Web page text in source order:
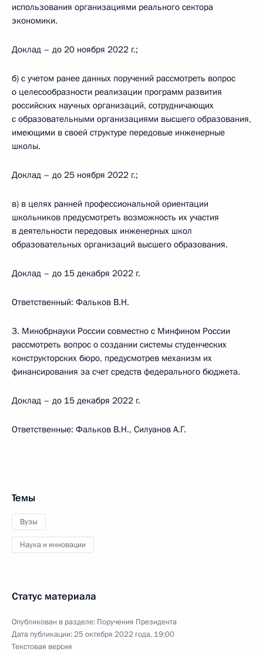
использования организациями реального сектора
экономики.
Доклад – до 20 ноября 2022 г.;
б) с учетом ранее данных поручений рассмотреть вопрос
о целесообразности реализации программ развития
российских научных организаций, сотрудничающих
с образовательными организациями высшего образования,
имеющими в своей структуре передовые инженерные
школы.
Доклад – до 25 ноября 2022 г.;
в) в целях ранней профессиональной ориентации
школьников предусмотреть возможность их участия
в деятельности передовых инженерных школ
образовательных организаций высшего образования.
Доклад – до 15 декабря 2022 г.
Ответственный: Фальков В.Н.
3. Минобрнауки России совместно с Минфином России
рассмотреть вопрос о создании системы студенческих
конструкторских бюро, предусмотрев механизм их
финансирования за счет средств федерального бюджета.
Доклад – до 15 декабря 2022 г.
Ответственные: Фальков В.Н., Силуанов А.Г.
Темы
Вузы
Наука и инновации
Статус материала
Опубликован в разделе: Поручения Президента
Дата публикации:25 октября 2022 года, 19:00
Текстовая версия